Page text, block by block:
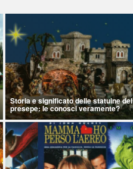
Storia e significato delle statuine del
presepe: le conosci veramente?